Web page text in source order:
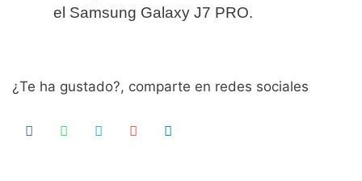
el Samsung Galaxy J7 PRO.
¿Te ha gustado?, comparte en redes sociales